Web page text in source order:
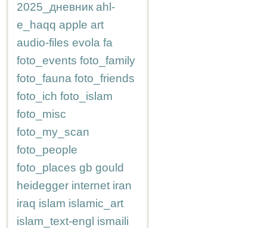
2025_дневник ahl-
e_haqq apple art
audio-files evola fa
foto_events foto_family
foto_fauna foto_friends
foto_ich foto_islam
foto_misc
foto_my_scan
foto_people
foto_places gb gould
heidegger internet iran
iraq islam islamic_art
islam_text-engl ismaili